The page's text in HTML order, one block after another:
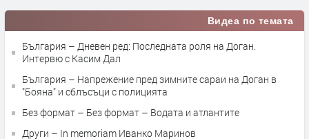
Видеа по темата
България – Дневен ред: Последната роля на Доган.
Интервю с Касим Дал
България – Напрежение пред зимните сараи на Доган в
"Бояна" и сблъсъци с полицията
Без формат – Без формат – Водата и атлантите
Други – In memoriam Иванко Маринов